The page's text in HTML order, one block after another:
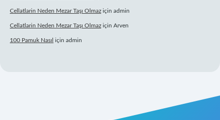
Cellatlarin Neden Mezar Taşı Olmaz için admin
Cellatlarin Neden Mezar Taşı Olmaz için Arven
100 Pamuk Nasıl için admin